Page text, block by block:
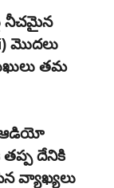
నీచమైన
మొదలు
తమ
ఆడియో
తప్ప దేనికి
వ్యాఖ్యలు